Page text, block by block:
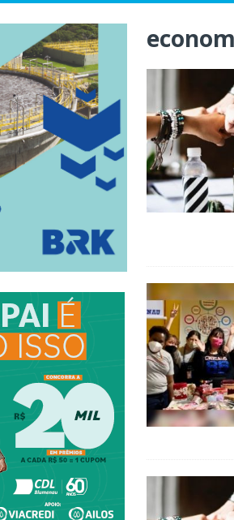
[ 06/08/2026 ] Defesa Civil de SC monitora
forma e quais os impactos no estado
GERAL
[ 05/08/2026 ] Banco Central reduz Selic a 14%
[ 05/08/2026 ]
CDL Conecta 2026 debate
[ 05/08/2026 ]
Parceria CRECI-SC e Sebrae/SC:
sobre Reforma Tributária em Blumenau
GERAL
[ 05/08/2026 ]
Spaten Tisch chega à